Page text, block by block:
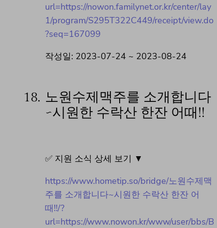
url=https://nowon.familynet.or.kr/center/lay
1/program/S295T322C449/receipt/view.do
?seq=167099
작성일: 2023-07-24 ~ 2023-08-24
18. 노원수제맥주를 소개합니다
~시원한 수락산 한잔 어때!!
✅ 지원 소식 상세 보기 ▼
https://www.hometip.so/bridge/노원수제맥
주를 소개합니다~시원한 수락산 한잔 어
때!!/?
url=https://www.nowon.kr/www/user/bbs/B